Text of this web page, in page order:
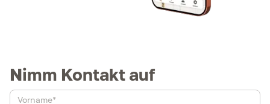
Nimm Kontakt auf